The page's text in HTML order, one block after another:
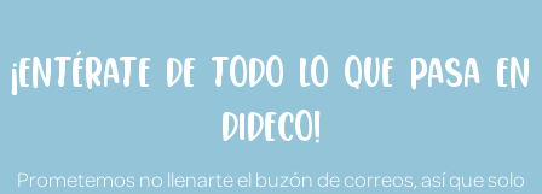
¡Entérate de todo lo que pasa en
Dideco!
Prometemos no llenarte el buzón de correos, así que solo